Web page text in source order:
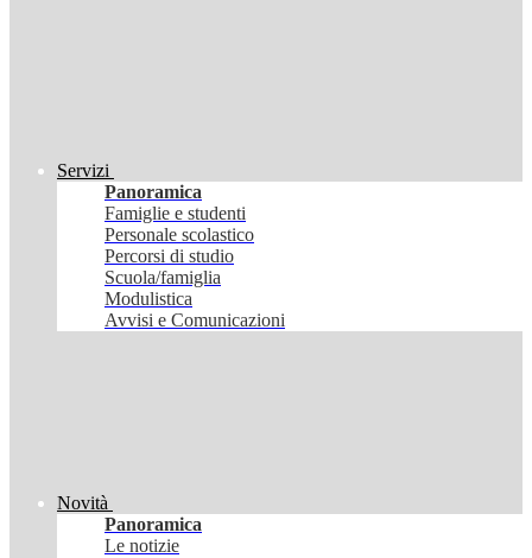
Servizi
Panoramica
Famiglie e studenti
Personale scolastico
Percorsi di studio
Scuola/famiglia
Modulistica
Avvisi e Comunicazioni
Novità
Panoramica
Le notizie